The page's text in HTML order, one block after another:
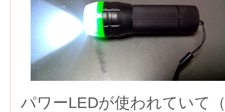
パワーLEDが使われていて